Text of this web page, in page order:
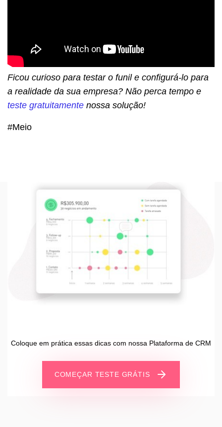
Ficou curioso para testar o funil e configurá-lo para
a realidade da sua empresa? Não perca tempo e
teste gratuitamente nossa solução!
#Meio
Coloque em prática essas dicas com nossa Plataforma de CRM
COMEÇAR TESTE GRÁTIS